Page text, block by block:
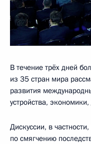
В течение трёх дней
из 35 стран мира
развития
устройства,
Дискуссии, в
по смягчению